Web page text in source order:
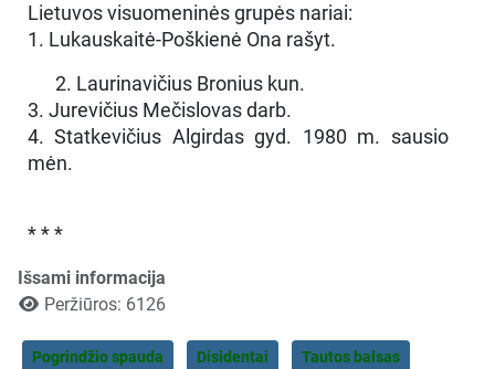
Lietuvos visuomeninės grupės nariai:
1. Lukauskaitė-Poškienė Ona rašyt.
2. Laurinavičius Bronius kun.
3. Jurevičius Mečislovas darb.
4. Statkevičius Algirdas gyd. 1980 m. sausio
mėn.
* * *
Išsami informacija
Peržiūros: 6126
Pogrindžio spauda Disidentai Tautos balsas